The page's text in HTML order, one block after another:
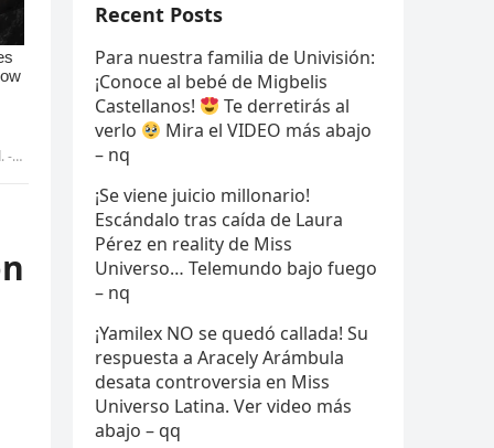
Recent Posts
Para nuestra familia de Univisión:
¡Conoce al bebé de Migbelis
Castellanos!
Te derretirás al
verlo
Mira el VIDEO más abajo
– nq
¡Se viene juicio millonario!
Escándalo tras caída de Laura
Pérez en reality de Miss
Universo… Telemundo bajo fuego
– nq
¡Yamilex NO se quedó callada! Su
respuesta a Aracely Arámbula
desata controversia en Miss
Universo Latina. Ver video más
abajo – qq